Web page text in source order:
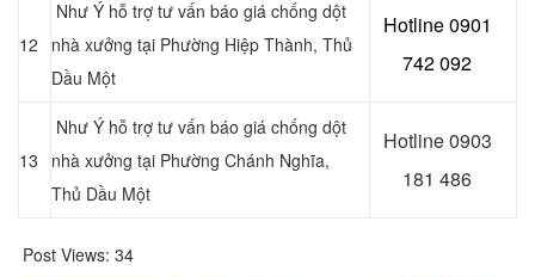
12
Như Ý hỗ trợ tư vấn báo giá chống dột
nhà xưởng tại Phường Hiệp Thành, Thủ
Dầu Một
Hotline 0901
742 092
13
Như Ý hỗ trợ tư vấn báo giá chống dột
nhà xưởng tại Phường Chánh Nghĩa,
Thủ Dầu Một
Hotline 0903
181 486
Post Views: 34